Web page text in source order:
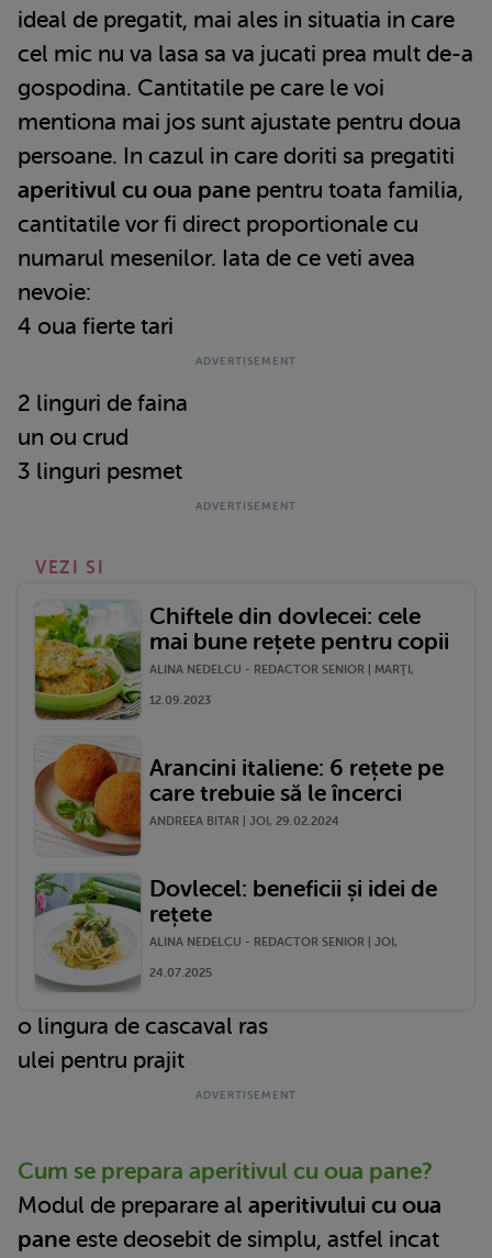
ideal de pregatit, mai ales in situatia in care
cel mic nu va lasa sa va jucati prea mult de-a
gospodina. Cantitatile pe care le voi
mentiona mai jos sunt ajustate pentru doua
persoane. In cazul in care doriti sa pregatiti
aperitivul cu oua pane pentru toata familia,
cantitatile vor fi direct proportionale cu
numarul mesenilor. Iata de ce veti avea
nevoie:
4 oua fierte tari
2 linguri de faina
un ou crud
3 linguri pesmet
VEZI SI
Chiftele din dovlecei: cele
mai bune rețete pentru copii
ALINA NEDELCU - REDACTOR SENIOR | MARŢI,
12.09.2023
Arancini italiene: 6 rețete pe
care trebuie să le încerci
ANDREEA BITAR | JOI, 29.02.2024
Dovlecel: beneficii și idei de
rețete
ALINA NEDELCU - REDACTOR SENIOR | JOI,
24.07.2025
o lingura de cascaval ras
ulei pentru prajit
Cum se prepara aperitivul cu oua pane?
Modul de preparare al aperitivului cu oua
pane este deosebit de simplu, astfel incat